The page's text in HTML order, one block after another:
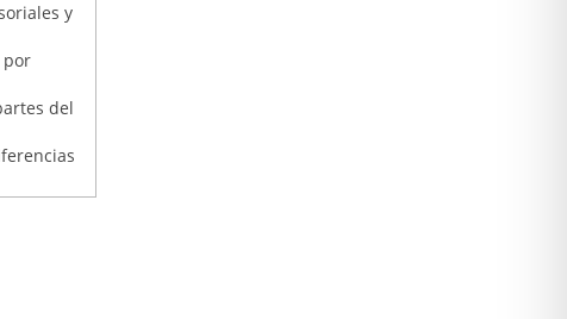
y
por
del